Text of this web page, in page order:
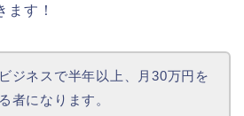
ます！
ジネスで半年以上、月30万円を
者になります。